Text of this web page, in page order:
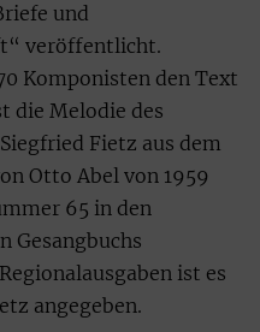
und
veröffentlicht.
Komponisten den Text
die Melodie des
Fietz aus dem
Otto Abel von 1959
65 in den
Gesangbuchs
ist es
angegeben.